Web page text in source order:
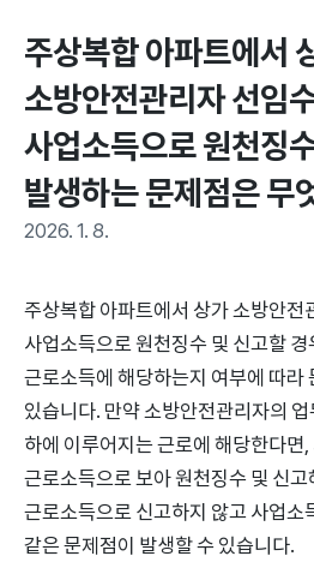
주상복합 아파트에서
소방안전관리자 선임
사업소득으로 원천징
발생하는 문제점은 무
2026. 1. 8.
주상복합 아파트에서 상가 소방안전
사업소득으로 원천징수 및 신고할
근로소득에 해당하는지 여부에 따라
있습니다. 만약 소방안전관리자의
하에 이루어지는 근로에 해당한다면
근로소득으로 보아 원천징수 및 신
근로소득으로 신고하지 않고 사업소
같은 문제점이 발생할 수 있습니다.